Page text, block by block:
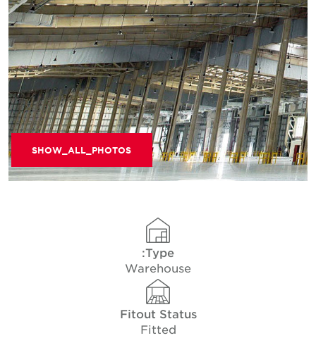
SHOW_ALL_PHOTOS
Type:
Warehouse
Fitout Status
Fitted